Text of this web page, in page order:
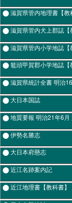
⬤ 滋賀県管内地理書【教
⬤ 滋賀県管内犬上郡誌【
⬤ 滋賀県管内小学地誌【
⬤ 鼇頭甲賀郡小学地誌【
⬤ 滋賀県統計全書 明治
⬤ 大日本国誌
⬤ 地質要報 明治21年6月
⬤ 伊勢名勝志
⬤ 大日本府懸志
⬤ 近江名跡案内記
⬤ 近江地理書【教科書】